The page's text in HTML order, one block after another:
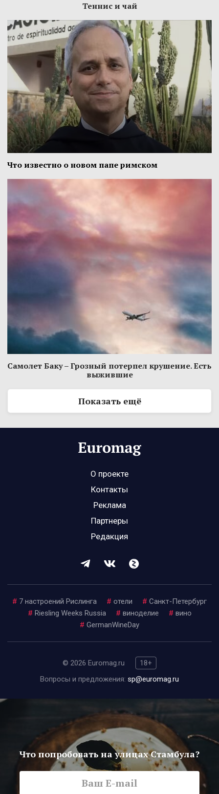
Теннис и чай
Что известно о новом папе римском
Самолет Баку – Грозный потерпел крушение. Есть
выжившие
Показать ещё
О проекте
Контакты
Реклама
Партнеры
Редакция
# 7 настроений Рислинга # отели # Санкт-Петербург
# Riesling Weeks Russia # виноделие # вино
# GermanWineDay
© 2026 Euromag.ru
18+
Вопросы и предложения: sp@euromag.ru
Что попробовать на улицах Стамбула?